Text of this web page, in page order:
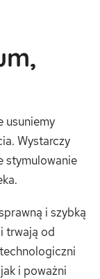
usuniemy
Wystarczy
stymulowanie
i szybką
trwają od
i poważni